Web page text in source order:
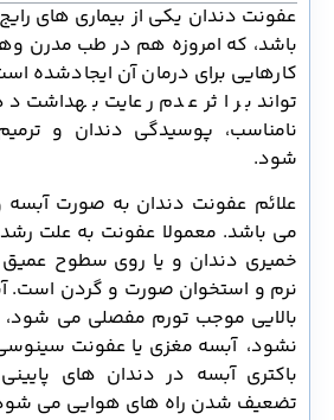
عفونت دندان یکی از بیماری های رایج
باشد، که امروزه هم در طب مدرن وهم
کارهایی برای درمان آن ایجادشده
تواند بر اثر عدم رعایت بهداشت
نامناسب، پوسیدگی دندان و ترمیم
شود.
علائم عفونت دندان به صورت آبسه و
می باشد. معمولا عفونت به علت رشد
خمیری دندان و یا روی سطوح عمیق
نرم و استخوان صورت و گردن است.
بالایی موجب تورم مفصلی می شود،
نشود، آبسه مغزی یا عفونت سینوسی را
باکتری آبسه در دندان های
تضعیف شدن راه های هوایی می شود.